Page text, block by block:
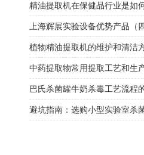
精油提取机在保健品行业是如
上海辉展实验设备优势产品（四
植物精油提取机的维护和清洁
中药提取物常用提取工艺和生
巴氏杀菌罐牛奶杀毒工艺流程